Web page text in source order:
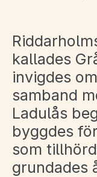
kallades
invigdes
samband
Ladulås
byggdes
som
grundades